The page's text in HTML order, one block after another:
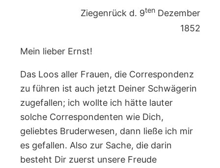
Ziegenrück d. 9tenDezember
1852
Mein lieber Ernst!
Das Loos aller Frauen, die Correspondenz
zu führen ist auch jetzt Deiner Schwägerin
zugefallen; ich wollte ich hätte lauter
solche Correspondenten wie Dich,
geliebtes Bruderwesen, dann ließe ich mir
es gefallen. Also zur Sache, die darin
besteht Dir zuerst unsere Freude